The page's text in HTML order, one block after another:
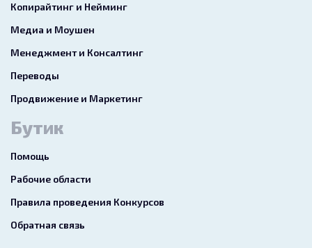
Копирайтинг и Нейминг
Медиа и Моушен
Менеджмент и Консалтинг
Переводы
Продвижение и Маркетинг
Бутик
Помощь
Рабочие области
Правила проведения Конкурсов
Обратная связь